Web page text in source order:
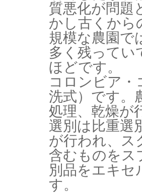
質悪化が問題
かし古くから
規模な農園で
多く残ってい
ほどです。
コロンビア
洗式）です。
処理、乾燥が
選別は比重選
が行われ、ス
含むものをス
別品をエキセ
す。